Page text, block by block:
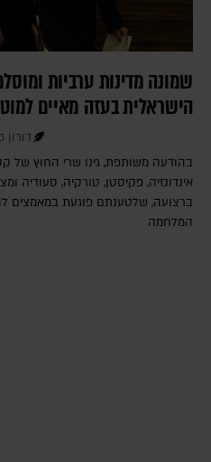
שמונה מדינות ערביות
הישראלית בעזה מאיים
דורון
בהודעה משותפת, גינו שרי החוץ של
אינדונזיה, פקיסטן, טורקיה, סעודיה
ברצועה, שלטענתם פוגעת במאמצים
המלחמה